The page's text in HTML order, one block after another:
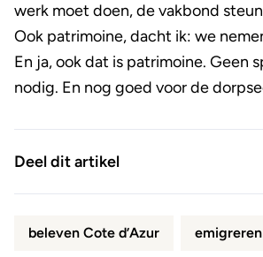
werk moet doen, de vakbond
Ook patrimoine, dacht ik: we
En ja, ook dat is patrimoine. Geen
nodig. En nog goed voor de
Deel dit artikel
beleven Cote d’Azur emigreren